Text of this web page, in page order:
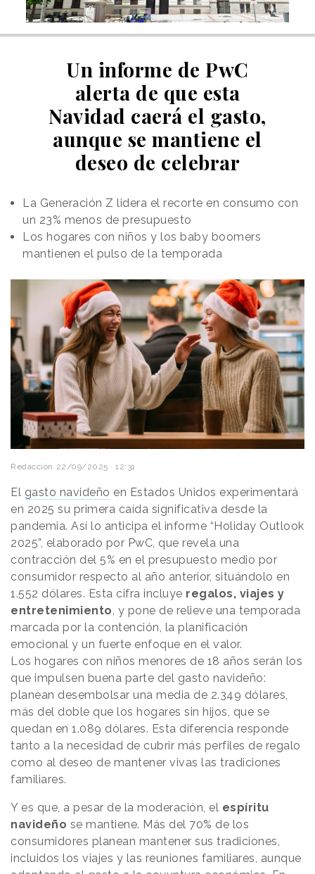
Un informe de PwC
alerta de que esta
Navidad caerá el gasto,
aunque se mantiene el
deseo de celebrar
La Generación Z lidera el recorte en consumo con
un 23% menos de presupuesto
Los hogares con niños y los baby boomers
mantienen el pulso de la temporada
Redacción 22/09/2025 · 12:31
El gasto navideño en Estados Unidos experimentará
en 2025 su primera caída significativa desde la
pandemia. Así lo anticipa el informe “Holiday Outlook
2025”, elaborado por PwC, que revela una
contracción del 5% en el presupuesto medio por
consumidor respecto al año anterior, situándolo en
1.552 dólares. Esta cifra incluye regalos, viajes y
entretenimiento , y pone de relieve una temporada
marcada por la contención, la planificación
emocional y un fuerte enfoque en el valor.
Los hogares con niños menores de 18 años serán los
que impulsen buena parte del gasto navideño:
planean desembolsar una media de 2.349 dólares,
más del doble que los hogares sin hijos, que se
quedan en 1.089 dólares. Esta diferencia responde
tanto a la necesidad de cubrir más perfiles de regalo
como al deseo de mantener vivas las tradiciones
familiares.
Y es que, a pesar de la moderación, el espíritu
navideño se mantiene. Más del 70% de los
consumidores planean mantener sus tradiciones,
incluidos los viajes y las reuniones familiares, aunque